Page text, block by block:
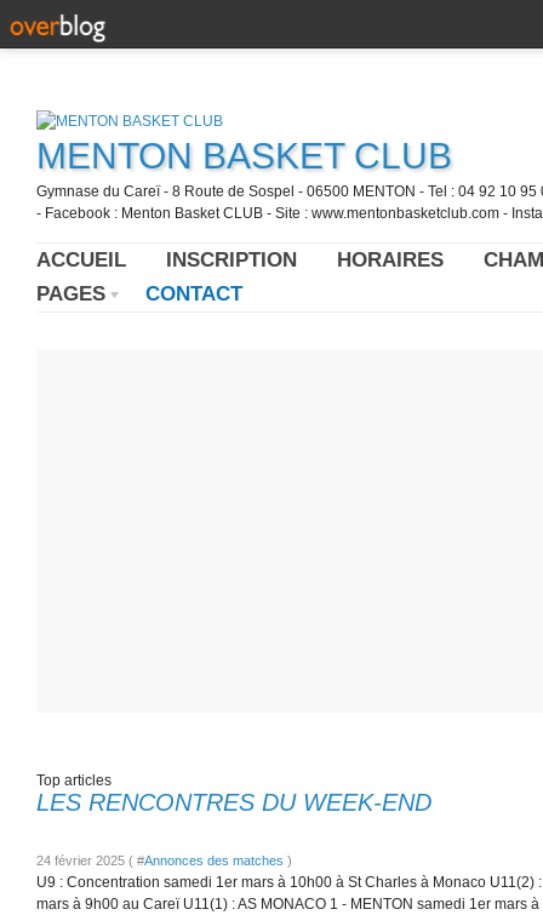
MENTON BASKET CLUB
Gymnase du Careï - 8 Route de Sospel - 06500 MENTON - Tel : 04 92 10
- Facebook : Menton Basket CLUB - Site : www.mentonbasketclub.com -
ACCUEIL INSCRIPTION HORAIRES
PAGES
CONTACT
Top articles
LES RENCONTRES DU WEEK-END
24 février 2025 ( #Annonces des matches )
U9 : Concentration samedi 1er mars à 10h00 à St Charles à Monaco U11(2)
mars à 9h00 au Careï U11(1) : AS MONACO 1 - MENTON samedi 1er mars